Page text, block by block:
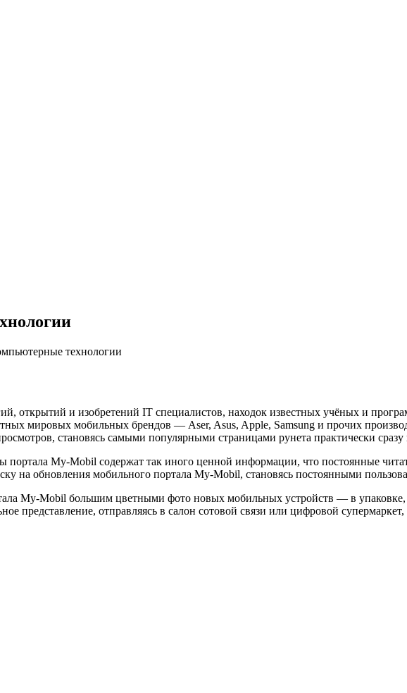
технологии
открытий и изобретений IT специалистов, находок известных учёных и
мировых мобильных брендов — Aser, Asus, Apple, Samsung и прочих
становясь самыми популярными страницами рунета практически сразу
портала My-Mobil содержат так иного ценной информации, что постоянные
на обновления мобильного портала My-Mobil, становясь постоянными
My-Mobil большим цветными фото новых мобильных устройств — в упаковке,
представление, отправляясь в салон сотовой связи или цифровой